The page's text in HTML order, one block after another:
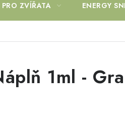
PRO ZVÍŘATA ENERGY
1ml -